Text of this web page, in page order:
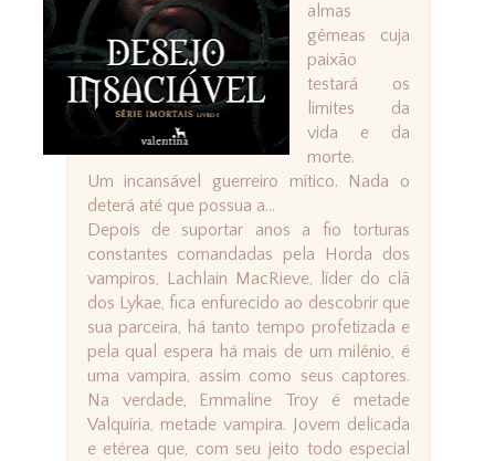
almas
gêmeas cuja
paixão
testará os
limites da
vida e da
morte.
Um incansável guerreiro mítico. Nada o
deterá até que possua a...
Depois de suportar anos a fio torturas
constantes comandadas pela Horda dos
vampiros, Lachlain MacRieve, líder do clã
dos Lykae, fica enfurecido ao descobrir que
sua parceira, há tanto tempo profetizada e
pela qual espera há mais de um milênio, é
uma vampira, assim como seus captores.
Na verdade, Emmaline Troy é metade
Valquíria, metade vampira. Jovem delicada
e etérea que, com seu jeito todo especial